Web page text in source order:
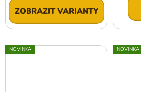
ZOBRAZIT VARIANTY
NOVINKA NOVINKA